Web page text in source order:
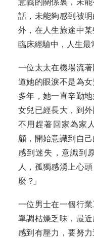
話，未能夠感到被
外，在人生旅途中
臨床經驗中，人生最
一位太太在機場流
道她的眼淚不是為
多年，她一直辛勤
女兒已經長大，到
不用趕著回家為家
顧，開始意識到自
感到迷失，意識到
人，孤獨感湧上心
麼 ?」
一位男士在一個行
單調枯燥乏味，最
感到有壓力，要努